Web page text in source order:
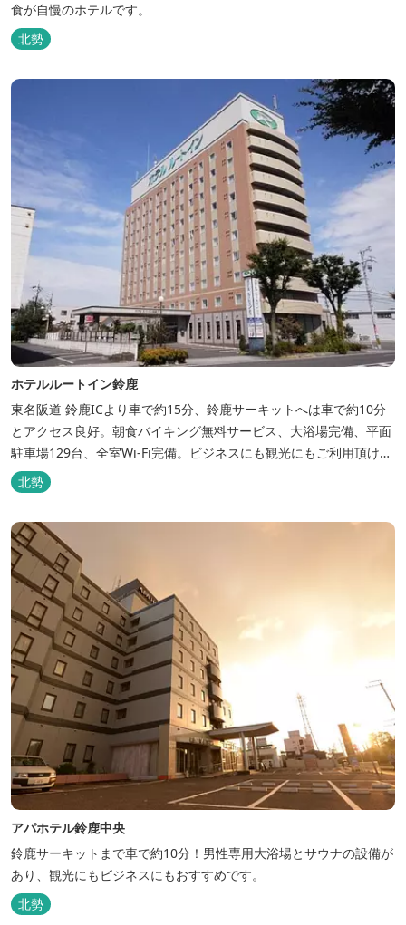
食が自慢のホテルです。
北勢
ホテルルートイン鈴鹿
東名阪道 鈴鹿ICより車で約15分、鈴鹿サーキットへは車で約10分
とアクセス良好。朝食バイキング無料サービス、大浴場完備、平面
駐車場129台、全室Wi-Fi完備。ビジネスにも観光にもご利用頂ける
快適なホテルライフをご提供します。
北勢
アパホテル鈴鹿中央
鈴鹿サーキットまで車で約10分！男性専用大浴場とサウナの設備が
あり、観光にもビジネスにもおすすめです。
北勢